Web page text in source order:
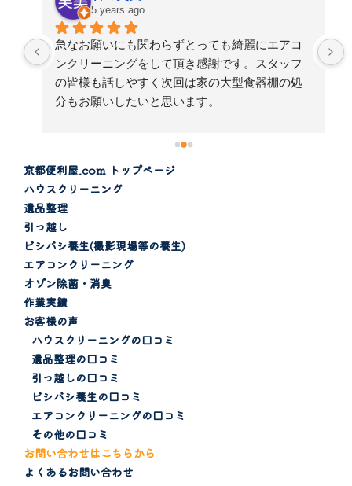
5 years ago
急なお願いにも関わらずとっても綺麗にエアコ
ンクリーニングをして頂き感謝です。スタッフ
の皆様も話しやすく次回は家の大型食器棚の処
分もお願いしたいと思います。
京都便利屋.com トップページ
ハウスクリーニング
遺品整理
引っ越し
ビシバシ養生(撮影現場等の養生)
エアコンクリーニング
オゾン除菌・消臭
作業実績
お客様の声
ハウスクリーニングの口コミ
遺品整理の口コミ
引っ越しの口コミ
ビシバシ養生の口コミ
エアコンクリーニングの口コミ
その他の口コミ
お問い合わせはこちらから
よくあるお問い合わせ